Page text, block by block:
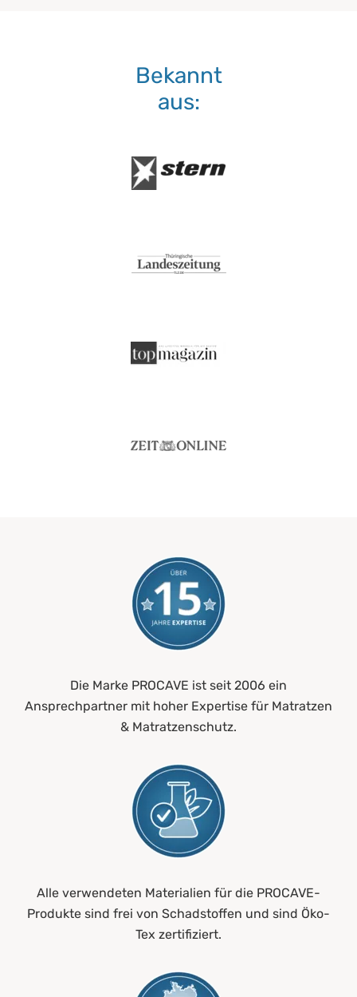
Bekannt
aus:
Die Marke PROCAVE ist seit 2006 ein
Ansprechpartner mit hoher Expertise für Matratzen
& Matratzenschutz.
Alle verwendeten Materialien für die PROCAVE-
Produkte sind frei von Schadstoffen und sind Öko-
Tex zertifiziert.